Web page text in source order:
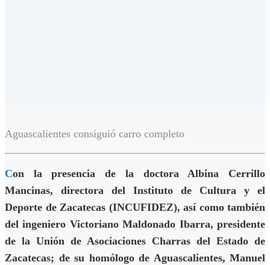
Aguascalientes consiguió carro completo
Con la presencia de la doctora Albina Cerrillo
Mancinas, directora del Instituto de Cultura y el
Deporte de Zacatecas (INCUFIDEZ), así como también
del ingeniero Victoriano Maldonado Ibarra, presidente
de la Unión de Asociaciones Charras del Estado de
Zacatecas; de su homólogo de Aguascalientes, Manuel